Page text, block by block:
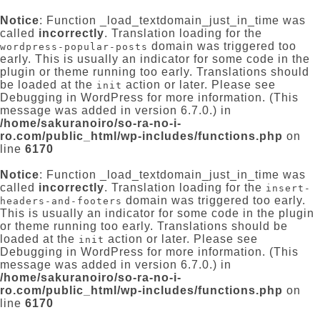
Notice: Function _load_textdomain_just_in_time was
called incorrectly. Translation loading for the
wordpress-popular-posts domain was triggered too
early. This is usually an indicator for some code in the
plugin or theme running too early. Translations should
be loaded at the init action or later. Please see
Debugging in WordPress for more information. (This
message was added in version 6.7.0.) in
/home/sakuranoiro/so-ra-no-i-
ro.com/public_html/wp-includes/functions.php on
line 6170
Notice: Function _load_textdomain_just_in_time was
called incorrectly. Translation loading for the insert-
headers-and-footers domain was triggered too early.
This is usually an indicator for some code in the plugin
or theme running too early. Translations should be
loaded at the init action or later. Please see
Debugging in WordPress for more information. (This
message was added in version 6.7.0.) in
/home/sakuranoiro/so-ra-no-i-
ro.com/public_html/wp-includes/functions.php on
line 6170